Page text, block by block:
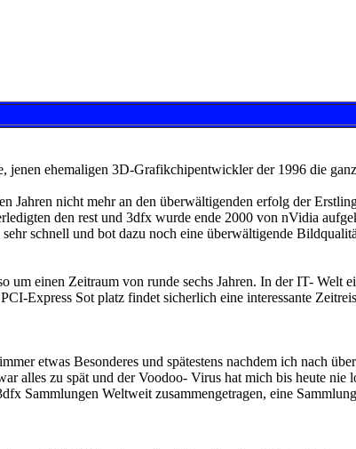
jenen ehemaligen 3D-Grafikchipentwickler der 1996 die
Jahren nicht mehr an den überwältigenden erfolg der
den rest und 3dfx wurde ende 2000 von nVidia
schnell und bot dazu noch eine überwältigende
um einen Zeitraum von runde sechs Jahren. In der IT- Welt
Express Sot platz findet sicherlich eine interessante
etwas Besonderes und spätestens nachdem ich nach
alles zu spät und der Voodoo- Virus hat mich bis heute nie
Sammlungen Weltweit zusammengetragen, eine